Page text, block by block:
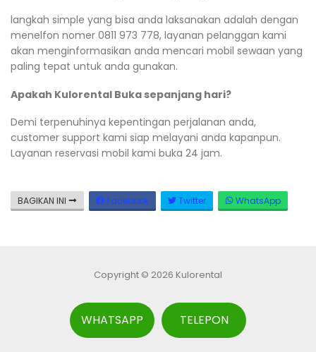
langkah simple yang bisa anda laksanakan adalah dengan
menelfon nomer 0811 973 778, layanan pelanggan kami
akan menginformasikan anda mencari mobil sewaan yang
paling tepat untuk anda gunakan.
Apakah Kulorental Buka sepanjang hari?
Demi terpenuhinya kepentingan perjalanan anda,
customer support kami siap melayani anda kapanpun.
Layanan reservasi mobil kami buka 24 jam.
BAGIKAN INI Facebook Twitter WhatsApp
Copyright © 2026 Kulorental
WHATSAPP TELEPON